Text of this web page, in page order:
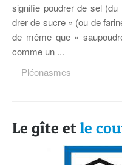
si­gni­fie pou­drer de sel
drer de sucre » (ou de
de même que «
comme un ...
Pléonasmes
Le gîte etle